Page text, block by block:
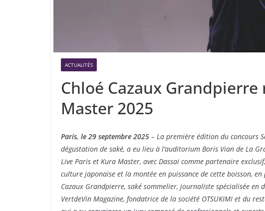
ACTUALITÉS
Chloé Cazaux
Master 2025
Paris, le 29 septembre 2025 – La première édition du concours
dégustation de saké, a eu lieu à l’auditorium Boris Vian de La
Live Paris et Kura Master, avec Dassai comme partenaire
culture japonaise et la montée en puissance de cette boisson, en
Cazaux Grandpierre, saké sommelier, journaliste spécialisée en
VertdeVin Magazine, fondatrice de la société OTSUKIMI et du